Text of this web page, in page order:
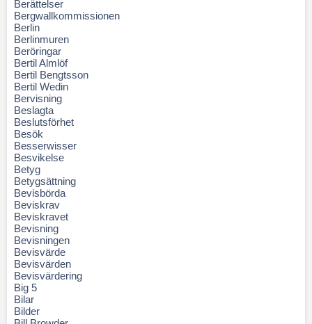
Berättelser
Bergwallkommissionen
Berlin
Berlinmuren
Beröringar
Bertil Almlöf
Bertil Bengtsson
Bertil Wedin
Bervisning
Beslagta
Beslutsförhet
Besök
Besserwisser
Besvikelse
Betyg
Betygsättning
Bevisbörda
Beviskrav
Beviskravet
Bevisning
Bevisningen
Bevisvärde
Bevisvärden
Bevisvärdering
Big 5
Bilar
Bilder